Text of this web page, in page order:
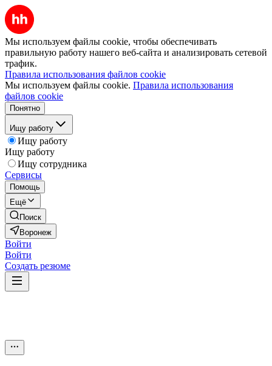
Мы используем файлы cookie, чтобы обеспечивать
правильную работу нашего веб-сайта и анализировать сетевой
трафик.
Правила использования файлов cookie
Мы используем файлы cookie. Правила использования
файлов cookie
Понятно
Ищу работу
Ищу работу
Ищу работу
Ищу сотрудника
Сервисы
Помощь
Ещё
Поиск
Воронеж
Войти
Войти
Создать резюме